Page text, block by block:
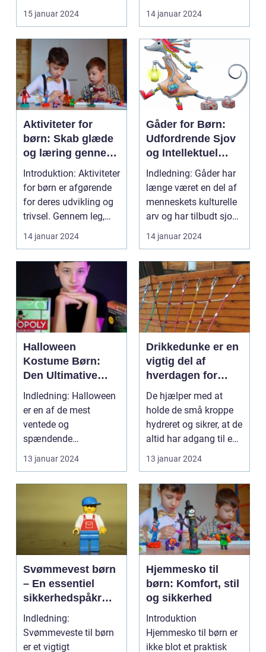
yndlingskarakterer og
skabe mi...
15 januar 2024
b...
14 januar 2024
Aktiviteter for
børn: Skab glæde
og læring gennem
sjove og
udfordrende
aktiviteter
Introduktion: Aktiviteter
for børn er afgørende
for deres udvikling og
trivsel. Gennem leg,
kreativi...
14 januar 2024
Gåder for Børn:
Udfordrende Sjov
og Intellektuel
Stimulering
Indledning: Gåder har
længe været en del af
menneskets kulturelle
arv og har tilbudt sjov
og intell...
14 januar 2024
Halloween
Kostume Børn:
Den Ultimative
Guide til
Hobbysæt og DIY-
Projektkøbere
Indledning: Halloween
er en af de mest
ventede og
spændende
tidspunkter for børn.
En vigtig del af ...
13 januar 2024
Drikkedunke er en
vigtig del af
hverdagen for
børn
De hjælper med at
holde de små kroppe
hydreret og sikrer, at de
altid har adgang til en
forfriskende...
13 januar 2024
Svømmevest børn
– En essentiel
sikkerhedspåkræv
ning til
vandaktiviteter
Indledning:
Svømmeveste til børn
er et vigtigt
Hjemmesko til
børn: Komfort, stil
og sikkerhed
Introduktion
Hjemmesko til børn er
ikke blot et praktisk